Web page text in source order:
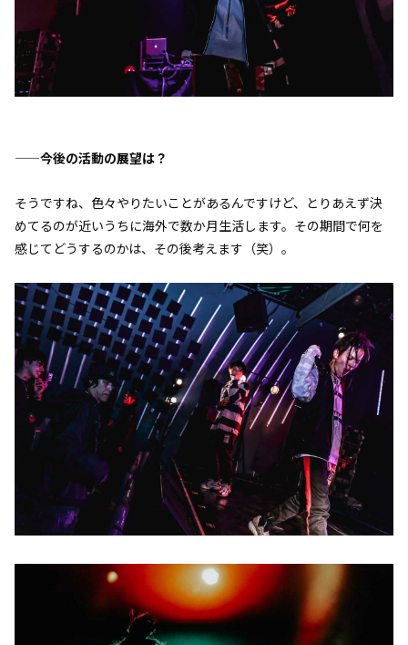
——今後の活動の展望は？
そうですね、色々やりたいことがあるんですけど、とりあえず決
めてるのが近いうちに海外で数か月生活します。その期間で何を
感じてどうするのかは、その後考えます（笑）。